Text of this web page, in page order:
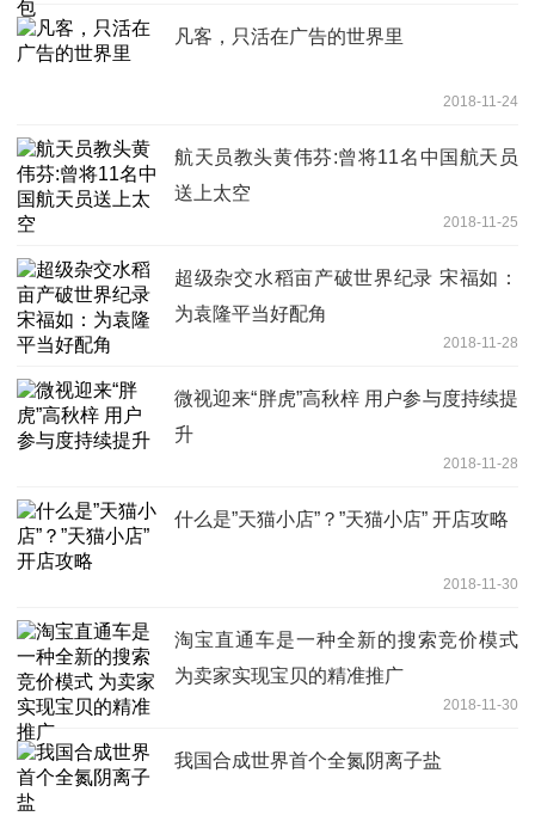
凡客，只活在广告的世界里
2018-11-24
航天员教头黄伟芬:曾将11名中国航天员
送上太空
2018-11-25
超级杂交水稻亩产破世界纪录 宋福如：
为袁隆平当好配角
2018-11-28
微视迎来“胖虎”高秋梓 用户参与度持续提
升
2018-11-28
什么是”天猫小店”？”天猫小店” 开店攻略
2018-11-30
淘宝直通车是一种全新的搜索竞价模式
为卖家实现宝贝的精准推广
2018-11-30
我国合成世界首个全氮阴离子盐